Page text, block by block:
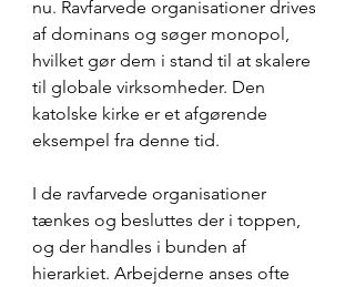
nu. Ravfarvede organisationer drives
af dominans og søger monopol,
hvilket gør dem i stand til at skalere
til globale virksomheder. Den
katolske kirke er et afgørende
eksempel fra denne tid.
I de ravfarvede organisationer
tænkes og besluttes der i toppen,
og der handles i bunden af
hierarkiet. Arbejderne anses ofte